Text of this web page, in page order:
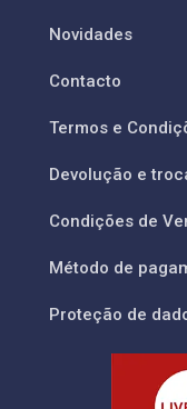
Novidades
Contacto
Termos e
Devolução e
Condições de
Método de
Proteção de